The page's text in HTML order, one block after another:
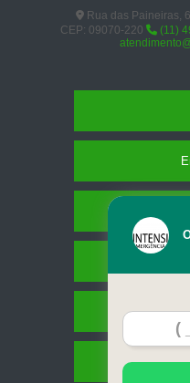
Rua das Paineiras,
CEP: 09070-220
(11)